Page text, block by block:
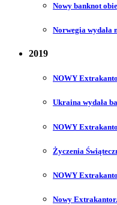
Nowy banknot
Norwegia wydała
2019
NOWY
Ukraina wydała
NOWY
Życzenia
NOWY
Nowy